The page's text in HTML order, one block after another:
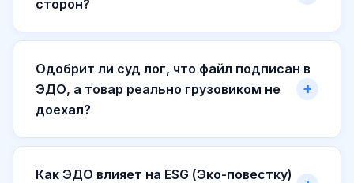
сторон?
Одобрит ли суд лог, что файл подписан в
ЭДО, а товар реально грузовиком не
доехал?
Как ЭДО влияет на ESG (Эко-повестку)